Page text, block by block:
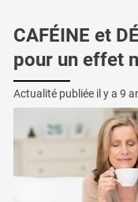
CAFÉINE et
pour un effet
Actualité publiée il y a 9